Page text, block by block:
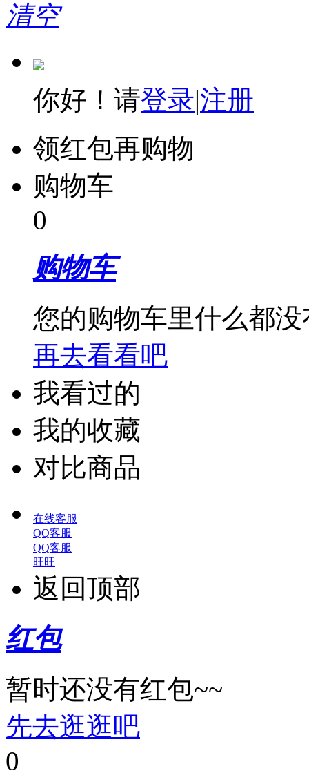
清空
你好！请登录|注册
领红包再购物
购物车
0
购物车
您的购物车里什么都没
再去看看吧
我看过的
我的收藏
对比商品
在线客服
QQ客服
QQ客服
旺旺
返回顶部
红包
暂时还没有红包~~
先去逛逛吧
0